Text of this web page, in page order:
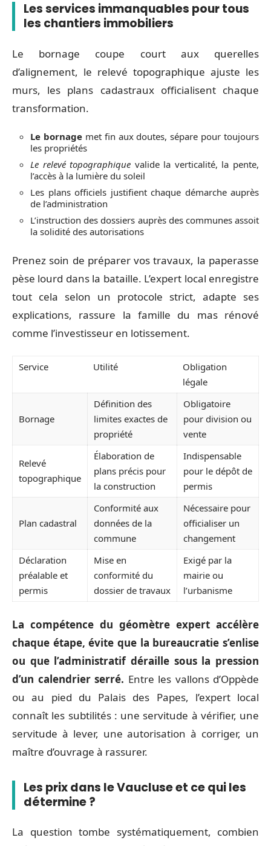
Les services immanquables pour tous
les chantiers immobiliers
Le bornage coupe court aux querelles
d’alignement, le relevé topographique ajuste les
murs, les plans cadastraux officialisent chaque
transformation.
Le bornagemet fin aux doutes, sépare pour toujours
les propriétés
Le relevé topographique valide la verticalité, la pente,
l’accès à la lumière du soleil
Les plans officiels justifient chaque démarche auprès
de l’administration
L’instruction des dossiers auprès des communes assoit
la solidité des autorisations
Prenez soin de préparer vos travaux, la paperasse
pèse lourd dans la bataille. L’expert local enregistre
tout cela selon un protocole strict, adapte ses
explications, rassure la famille du mas rénové
comme l’investisseur en lotissement.
Service Utilité
Obligation
légale
Bornage
Définition des
limites exactes de
propriété
Obligatoire
pour division ou
vente
Relevé
topographique
Élaboration de
plans précis pour
la construction
Indispensable
pour le dépôt de
permis
Plan cadastral
Conformité aux
données de la
commune
Nécessaire pour
officialiser un
changement
Déclaration
préalable et
permis
Mise en
conformité du
dossier de travaux
Exigé par la
mairie ou
l’urbanisme
La compétence du géomètre expert accélère
chaque étape, évite que la bureaucratie s’enlise
ou que l’administratif déraille sous la pression
d’un calendrier serré. Entre les vallons d’Oppède
ou au pied du Palais des Papes, l’expert local
connaît les subtilités : une servitude à vérifier, une
servitude à lever, une autorisation à corriger, un
maître d’ouvrage à rassurer.
Les prix dans le Vaucluse et ce qui les
détermine ?
La question tombe systématiquement, combien